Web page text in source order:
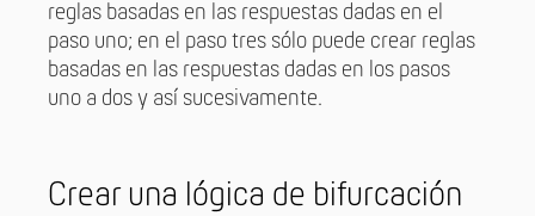
reglas basadas en las respuestas dadas en el
paso uno; en el paso tres sólo puede crear reglas
basadas en las respuestas dadas en los pasos
uno a dos y así sucesivamente.
Crear una lógica de bifurcación